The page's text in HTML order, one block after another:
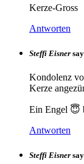
Kerze-Gross
Antworten
Steffi Eisner
Kondolenz
Kerze
Ein Engel 😇
Antworten
Steffi Eisner